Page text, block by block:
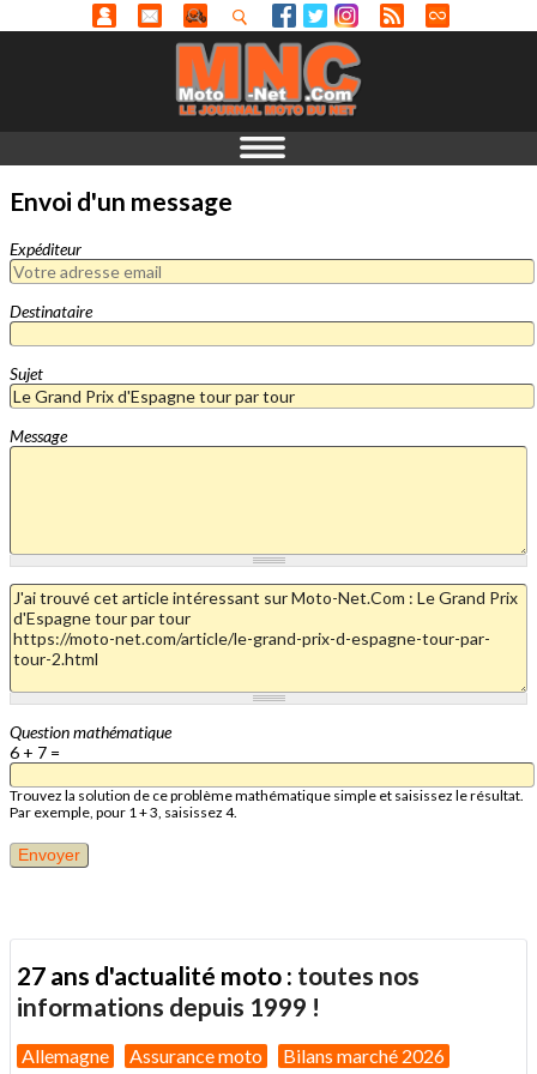
Envoi d'un message
Expéditeur
Destinataire
Sujet
Message
Question mathématique
6 + 7 =
Trouvez la solution de ce problème mathématique simple et saisissez le résultat.
Par exemple, pour 1 + 3, saisissez 4.
27 ans d'actualité moto : toutes nos
informations depuis 1999 !
Allemagne Assurance moto Bilans marché 2026